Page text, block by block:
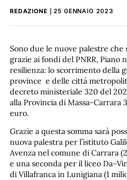
REDAZIONE 25 GENNAIO 2023
Sono due le nuove palestre
grazie ai fondi del PNRR, Piano
resilienza: lo scorrimento della
province e delle città
decreto ministeriale 320 del
alla Provincia di Massa-Carrara
euro.
Grazie a questa somma sarà
nuova palestra per l’istituto
Avenza nel comune di Carrara
e una seconda per il liceo Da-
di Villafranca in Lunigiana (1